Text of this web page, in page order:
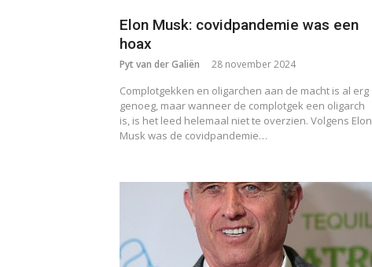
Elon Musk: covidpandemie was een
hoax
Pyt van der Galiën 28 november 2024
Complotgekken en oligarchen aan de macht is al erg
genoeg, maar wanneer de complotgek een oligarch
is, is het leed helemaal niet te overzien. Volgens Elon
Musk was de covidpandemie…